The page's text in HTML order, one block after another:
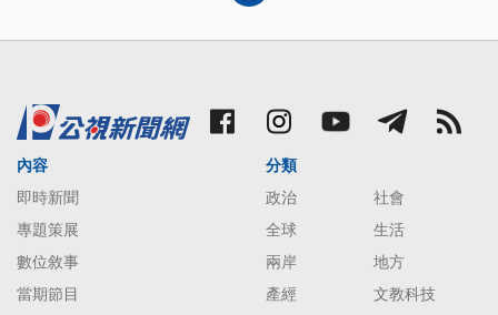
內容
即時新聞
專題策展
數位敘事
當期節目
分類
政治
社會
全球
生活
兩岸
地方
產經
文教科技